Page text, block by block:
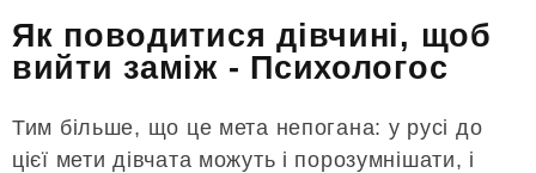
Як поводитися дівчині, щоб
вийти заміж - Психологос
Тим більше, що це мета непогана: у русі до
цієї мети дівчата можуть і порозумнішати, і